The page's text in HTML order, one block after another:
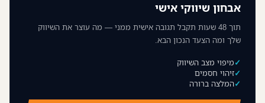
אבחון שיווקי אישי
תוך 48 שעות תקבל תגובה אישית ממני — מה עוצר את השיווק
שלך ומה הצעד הנכון הבא.
מיפוי מצב השיווק
זיהוי חסמים
המלצה ברורה